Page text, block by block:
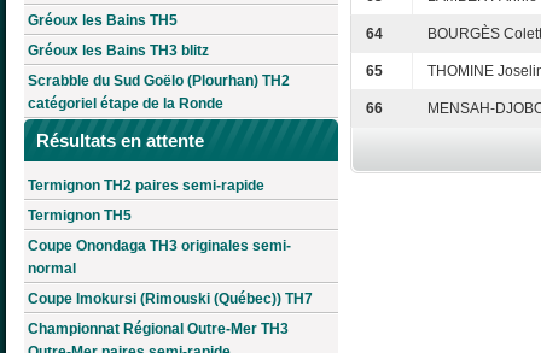
Gréoux les Bains TH5
Gréoux les Bains TH3 blitz
Scrabble du Sud Goëlo (Plourhan) TH2
catégoriel étape de la Ronde
Résultats en attente
Termignon TH2 paires semi-rapide
Termignon TH5
Coupe Onondaga TH3 originales semi-
normal
Coupe Imokursi (Rimouski (Québec)) TH7
Championnat Régional Outre-Mer TH3
64 BOURGÈS
65 THOMINE
66 MENSAH-